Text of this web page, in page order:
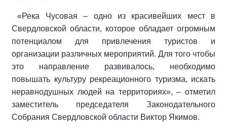
«Река Чусовая – одно из красивейших мест в
Свердловской области, которое обладает огромным
потенциалом для привлечения туристов и
организации различных мероприятий. Для того чтобы
это направление развивалось, необходимо
повышать культуру рекреационного туризма, искать
неравнодушных людей на территориях», – отметил
заместитель председателя Законодательного
Собрания Свердловской области Виктор Якимов.